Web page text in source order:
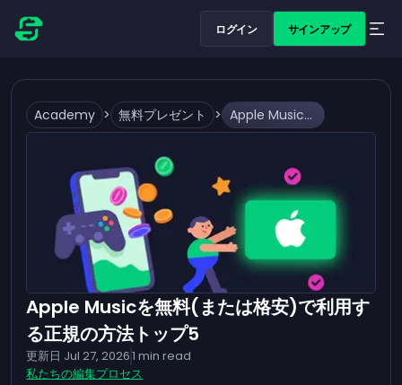
ログイン サインアップ
Academy > 無料プレゼント > Apple Musicを無料(または格安)で利用する正規の方法トップ5
Apple Musicを無料(または格安)で利用す
る正規の方法トップ5
更新日 Jul 27, 20261 min read
私たちの編集プロセス